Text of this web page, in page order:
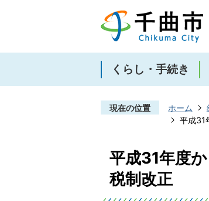
くらし・手続き
現在の位置 ホーム
平成31
平成31年度
税制改正